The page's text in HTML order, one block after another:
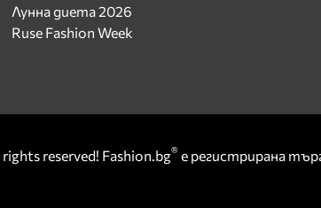
Лунна диета 2026
Ruse Fashion Week
reserved! Fashion.bg® е регистрирана